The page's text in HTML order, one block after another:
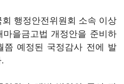
행정안전위원회 소속 이상
을금고법 개정안을 준비하
쯤 예정된 국정감사 전에 발